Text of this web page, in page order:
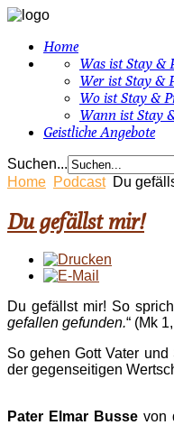
Home
Was ist Stay &
Wer ist Stay &
Wo ist Stay &
Wann ist Stay
Geistliche Angebote
Suchen...
Home Podcast Du
Du gefällst mir!
Du gefällst mir! So
gefallen gefunden.“ (Mk
So gehen Gott Vater
der gegenseitigen
Pater Elmar Busse von